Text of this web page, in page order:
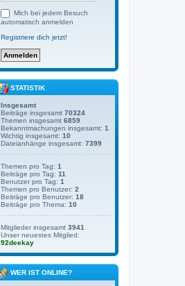
Mich bei jedem Besuch
automatisch anmelden
Registriere dich jetzt!
STATISTIK
Insgesamt
Beiträge insgesamt 70324
Themen insgesamt 6859
Bekanntmachungen insgesamt: 1
Wichtig insgesamt: 10
Dateianhänge insgesamt: 7399
Themen pro Tag: 1
Beiträge pro Tag: 11
Benutzer pro Tag: 1
Themen pro Benutzer: 2
Beiträge pro Benutzer: 18
Beiträge pro Thema: 10
Mitglieder insgesamt 3941
Unser neuestes Mitglied:
92deekay
WER IST ONLINE?